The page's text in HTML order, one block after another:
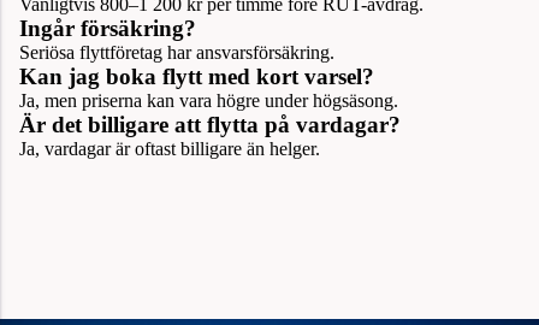
Ingår försäkring?
Seriösa flyttföretag har ansvarsförsäkring.
Kan jag boka flytt med kort varsel?
Ja, men priserna kan vara högre under högsäsong.
Är det billigare att flytta på vardagar?
Ja, vardagar är oftast billigare än helger.